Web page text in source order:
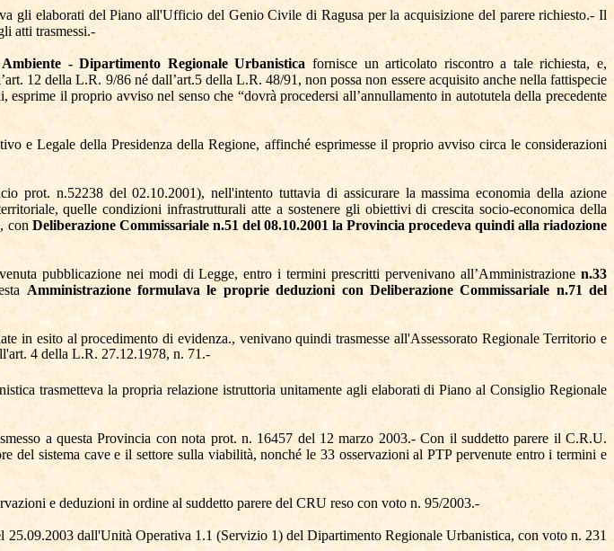
gli elaborati del Piano all'Ufficio del Genio Civile di Ragusa per la acquisizione del parere richiesto.- Il
atti trasmessi.-
- Dipartimento Regionale Urbanisticafornisce un articolato riscontro a tale richiesta, e,
12 della L.R. 9/86 né dall’art.5 della L.R. 48/91, non possa non essere acquisito anche nella fattispecie
il proprio avviso nel senso che “dovrà procedersi all’annullamento in autotutela della precedente
e Legale della Presidenza della Regione, affinché esprimesse il proprio avviso circa le considerazioni
prot. n.52238 del 02.10.2001), nell'intento tuttavia di assicurare la massima economia della azione
quelle condizioni infrastrutturali atte a sostenere gli obiettivi di crescita socio-economica della
con Deliberazione Commissariale n.51 del 08.10.2001 la Provincia procedeva quindi alla riadozione
pubblicazione nei modi di Legge, entro i termini prescritti pervenivano all’Amministrazionen.33
Amministrazione formulava le proprie deduzioni con Deliberazione Commissariale n.71 del
in esito al procedimento di evidenza., venivano quindi trasmesse all'Assessorato Regionale Territorio e
4 della L.R. 27.12.1978, n. 71.-
trasmetteva la propria relazione istruttoria unitamente agli elaborati di Piano al Consiglio Regionale
a questa Provincia con nota prot. n. 16457 del 12 marzo 2003.- Con il suddetto parere il C.R.U.
sistema cave e il settore sulla viabilità, nonché le 33 osservazioni al PTP pervenute entro i termini e
e deduzioni in ordine al suddetto parere del CRU reso con voto n. 95/2003.-
dall'Unità Operativa 1.1 (Servizio 1) del Dipartimento Regionale Urbanistica, con voto n. 231